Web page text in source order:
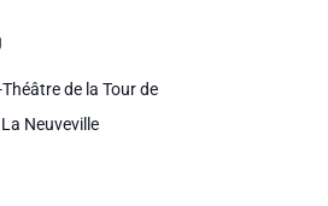
de la Tour de
La Neuveville